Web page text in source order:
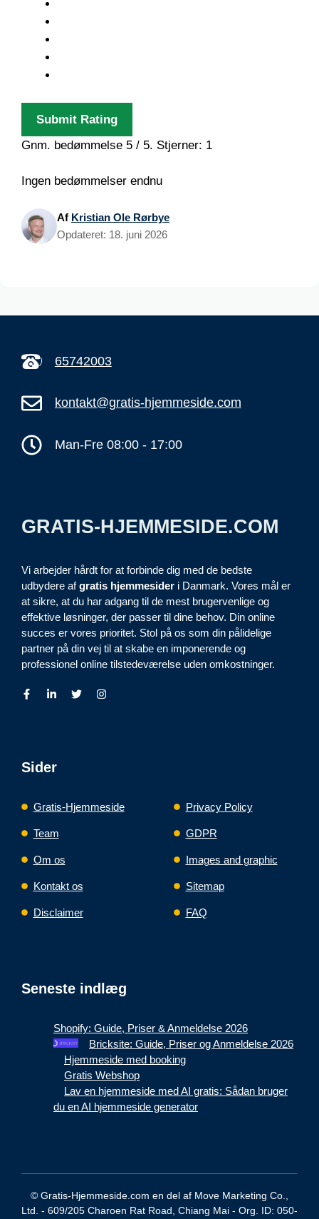
Submit Rating
Gnm. bedømmelse 5 / 5. Stjerner: 1
Ingen bedømmelser endnu
Af Kristian Ole Rørbye
Opdateret: 18. juni 2026
65742003
kontakt@gratis-hjemmeside.com
Man-Fre 08:00 - 17:00
GRATIS-HJEMMESIDE.COM
Vi arbejder hårdt for at forbinde dig med de bedste
udbydere afgratis hjemmesider i Danmark. Vores mål er
at sikre, at du har adgang til de mest brugervenlige og
effektive løsninger, der passer til dine behov. Din online
succes er vores prioritet. Stol på os som din pålidelige
partner på din vej til at skabe en imponerende og
professionel online tilstedeværelse uden omkostninger.
Sider
Gratis-Hjemmeside
Team
Om os
Kontakt os
Disclaimer
Privacy Policy
GDPR
Images and graphic
Sitemap
FAQ
Seneste indlæg
Shopify: Guide, Priser & Anmeldelse 2026
Bricksite: Guide, Priser og Anmeldelse 2026
Hjemmeside med booking
Gratis Webshop
Lav en hjemmeside med AI gratis: Sådan bruger
du en AI hjemmeside generator
© Gratis-Hjemmeside.com en del af Move Marketing Co.,
Ltd. - 609/205 Charoen Rat Road, Chiang Mai - Org. ID: 050-